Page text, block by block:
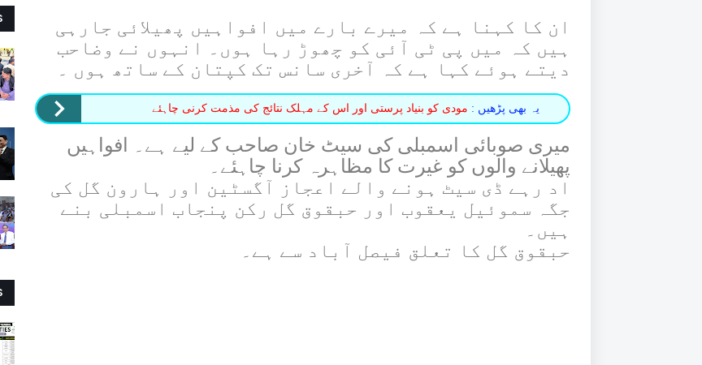
ان کا کہنا ہے کہ میرے بارے میں افواہیں پھیلائی جارہی
ہیں کہ میں پی ٹی آئی کو چھوڑ رہا ہوں۔ انہوں نے وضاحب
دیتے ہوئے کہا ہے کہ آخری سانس تک کپتان کے ساتھ ہوں ۔
یہ بھی پڑھیں : مودی کو بنیاد پرستی اور اس کے مہلک نتائج کی مذمت کرنی چاہئے
میری صوبائی اسمبلی کی سیٹ خان صاحب کے لیے ہے۔ افواہیں
پھیلانے والوں کو غیرت کا مظاہرہ کرنا چاہئے۔
اد رہے ڈی سیٹ ہونے والے اعجاز آگسٹین اور ہارون گل کی
جگہ سموئیل یعقوب اور حبقوق گل رکن پنجاب اسمبلی بنے
ہیں۔
حبقوق گل کا تعلق فیصل آباد سے ہے۔